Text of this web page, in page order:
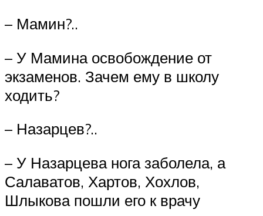
– Мамин?..
– У Мамина освобождение от
экзаменов. Зачем ему в школу
ходить?
– Назарцев?..
– У Назарцева нога заболела, а
Салаватов, Хартов, Хохлов,
Шлыкова пошли его к врачу